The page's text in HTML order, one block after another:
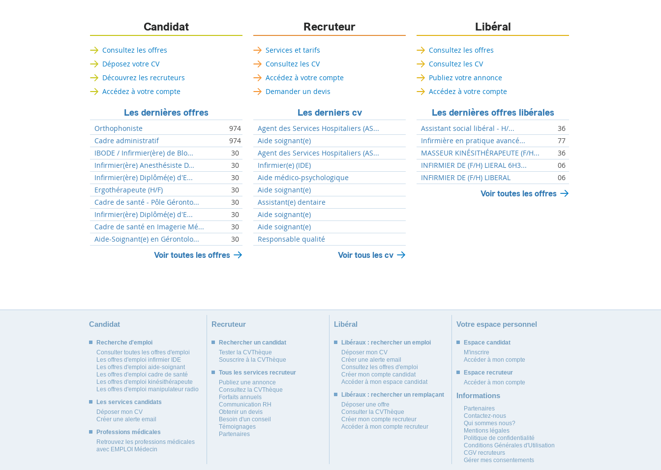
Candidat
Consultez les offres
Déposez votre CV
Découvrez les recruteurs
Accédez à votre compte
Les dernières offres
Orthophoniste
974
Cadre administratif
974
IBODE / Infirmier(ère) de Blo...
30
Infirmier(ère) Anesthésiste D...
30
Infirmier(ère) Diplômé(e) d'E...
30
Ergothérapeute (H/F)
30
Cadre de santé - Pôle Géronto...
30
Infirmier(ère) Diplômé(e) d'E...
30
Cadre de santé en Imagerie Mé...
30
Aide-Soignant(e) en Gérontolo...
30
Voir toutes les offres
Recruteur
Services et tarifs
Consultez les CV
Accédez à votre compte
Demander un devis
Les derniers cv
Agent des Services Hospitaliers (AS...
Aide soignant(e)
Agent des Services Hospitaliers (AS...
Infirmier(e) (IDE)
Aide médico-psychologique
Aide soignant(e)
Assistant(e) dentaire
Aide soignant(e)
Aide soignant(e)
Responsable qualité
Voir tous les cv
Libéral
Consultez les offres
Consultez les CV
Publiez votre annonce
Accédez à votre compte
Les dernières offres libérales
Assistant social libéral - H/...
36
Infirmière en pratique avancé...
77
MASSEUR KINÉSITHÉRAPEUTE (F/H...
36
INFIRMIER DE (F/H) LIERAL 6H3...
06
INFIRMIER DE (F/H) LIBERAL
06
Voir toutes les offres
Candidat
Recherche d'emploi
Consulter toutes les offres d'emploi
Les offres d'emploi infirmier IDE
Les offres d'emploi aide-soignant
Les offres d'emploi cadre de santé
Les offres d'emploi kinésithérapeute
Les offres d'emploi manipulateur radio
Les services candidats
Déposer mon CV
Créer une alerte email
Professions médicales
Retrouvez les professions médicales
avec EMPLOI Médecin
Recruteur
Rechercher un candidat
Tester la CVThèque
Souscrire à la CVThèque
Tous les services recruteur
Publiez une annonce
Consultez la CVThèque
Forfaits annuels
Communication RH
Obtenir un devis
Besoin d'un conseil
Témoignages
Partenaires
Libéral
Libéraux : rechercher un emploi
Déposer mon CV
Créer une alerte email
Consultez les offres d'emploi
Créer mon compte candidat
Accéder à mon espace candidat
Libéraux : rechercher un remplaçant
Déposer une offre
Consulter la CVThèque
Créer mon compte recruteur
Accéder à mon compte recruteur
Votre espace personnel
Espace candidat
M'inscrire
Accéder à mon compte
Espace recruteur
Accéder à mon compte
Informations
Partenaires
Contactez-nous
Qui sommes nous?
Mentions légales
Politique de confidentialité
Conditions Générales d'Utilisation
CGV recruteurs
Gérer mes consentements